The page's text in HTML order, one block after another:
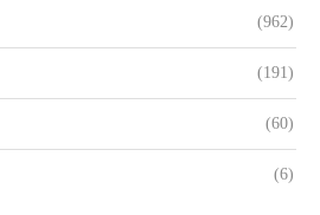
(962)
(191)
(60)
(6)